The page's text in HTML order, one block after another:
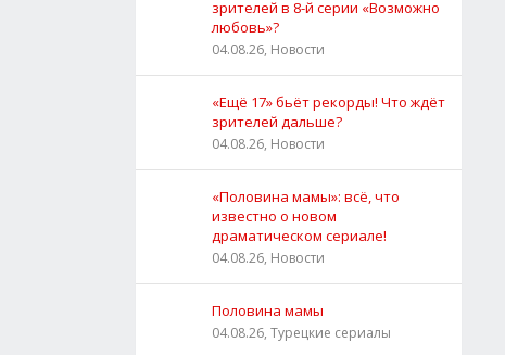
зрителей в 8-й серии «Возможно
любовь»?
04.08.26, Новости
«Ещё 17» бьёт рекорды! Что ждёт
зрителей дальше?
04.08.26, Новости
«Половина мамы»: всё, что
известно о новом
драматическом сериале!
04.08.26, Новости
Половина мамы
04.08.26, Турецкие сериалы